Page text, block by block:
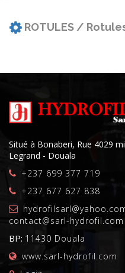
NACHI
RINGSPANN
HOFFMANN
GAMET
SRO
KAYDON
MCGILL
ZKL
KINEX
FENNER
STEYR
ROTULES /
Situé à Bonaberi, Rue 4029
Legrand - Douala
+237 699 377 719
+237 677 627 838
contact@sarl-hydrofil.com
BP: 11430 Douala
www.sarl-hydrofil.com